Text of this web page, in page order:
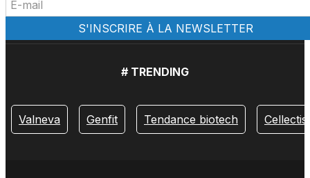
# TRENDING
Valneva Genfit Tendance biotech Cellectis